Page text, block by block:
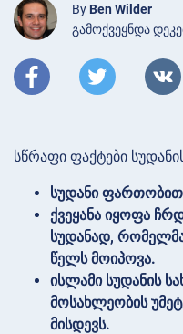
By Ben Wilder
გამოქვეყნდა
სწრაფი ფაქტები
სუდანი ფართობით
ქვეყანა იყოფა
სუდანად,
წელს მოიპოვა.
ისლამი სუდანის
მოსახლეობის
მისდევს.